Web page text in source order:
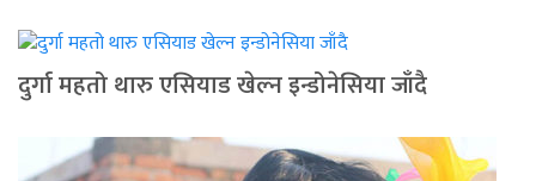
दुर्गा महतो थारु एसियाड खेल्न इन्डोनेसिया जाँदै